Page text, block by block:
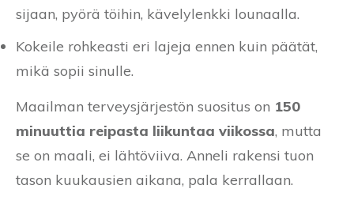
sijaan, pyörä töihin, kävelylenkki lounaalla.
Kokeile rohkeasti eri lajeja ennen kuin päätät,
mikä sopii sinulle.
Maailman terveysjärjestön suositus on 150
minuuttia reipasta liikuntaa viikossa, mutta
se on maali, ei lähtöviiva. Anneli rakensi tuon
tason kuukausien aikana, pala kerrallaan.